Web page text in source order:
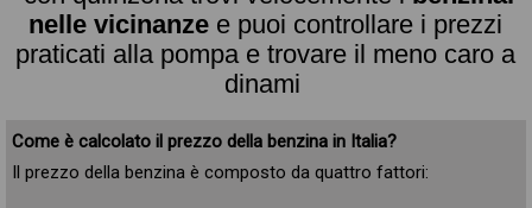
nelle vicinanze e puoi controllare i prezzi
praticati alla pompa e trovare il meno caro a
dinami
Come è calcolato il prezzo della benzina in Italia?
Il prezzo della benzina è composto da quattro fattori: